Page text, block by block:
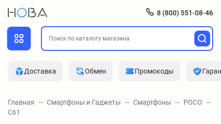
8 (800) 551-08-46
Доставка Обмен Промокоды
Главная Смартфоны и Гаджеты Смартфоны
POCO
C61